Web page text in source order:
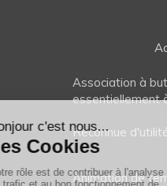
Association à
essentiellement
Reconnue
Animation de